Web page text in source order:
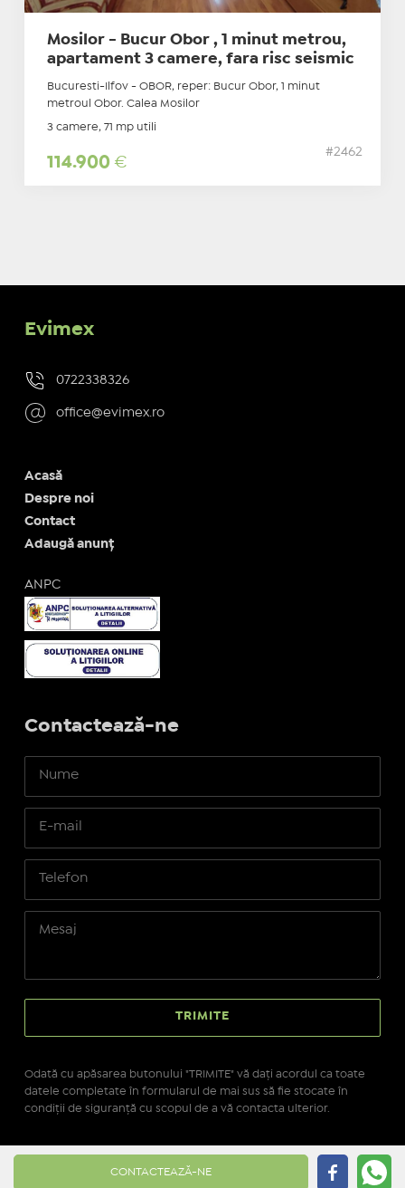
Mosilor - Bucur Obor , 1 minut metrou,
apartament 3 camere, fara risc seismic
Bucuresti-Ilfov - OBOR, reper: Bucur Obor, 1 minut
metroul Obor. Calea Mosilor
3 camere, 71 mp utili
114.900 €
#2462
CONTACTEAZĂ-NE
Evimex
0722338326
office@evimex.ro
Acasă
Despre noi
Contact
Adaugă anunț
ANPC
Contactează-ne
Odată cu apăsarea butonului "TRIMITE" vă daţi acordul ca toate
datele completate în formularul de mai sus să fie stocate în
condiţii de siguranţă cu scopul de a vă contacta ulterior.
IMOPEDIA.ro - Anunțuri
pe tehnologie Real Manager - CRM Imobiliar